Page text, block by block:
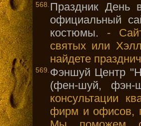
568. Праздник День
официальный
костюмы. -
святых или
найдете
569. Фэншуй Центр
(фен-шуй, фэн-
консультации
фирм и офисов,